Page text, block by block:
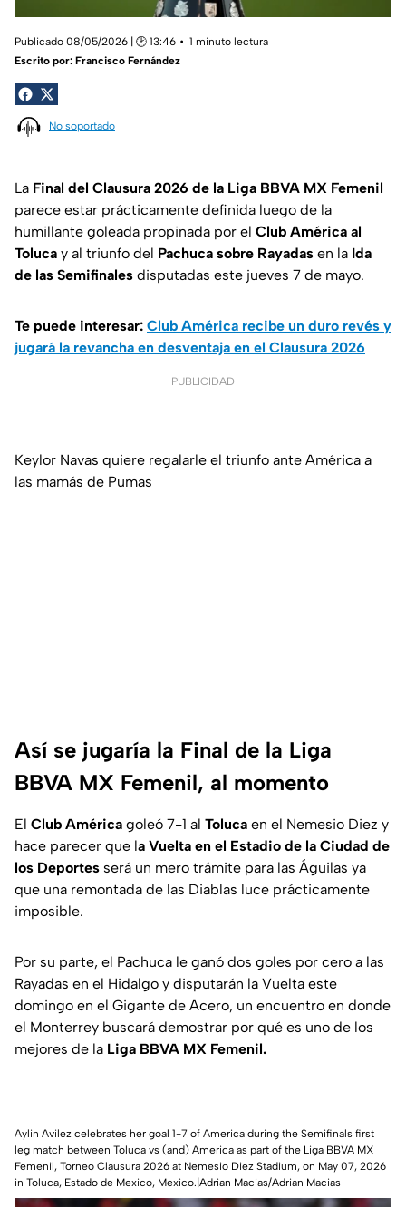
Publicado 08/05/2026 | 🕑 13:46
1 minuto lectura
Escrito por: Francisco Fernández
No soportado
La Final del Clausura 2026 de la Liga BBVA MX Femenil
parece estar prácticamente definida luego de la
humillante goleada propinada por el Club América al
Toluca y al triunfo del Pachuca sobre Rayadas en la Ida
de las Semifinales disputadas este jueves 7 de mayo.
Te puede interesar: Club América recibe un duro revés y
jugará la revancha en desventaja en el Clausura 2026
PUBLICIDAD
Keylor Navas quiere regalarle el triunfo ante América a
las mamás de Pumas
Así se jugaría la Final de la Liga
BBVA MX Femenil, al momento
El Club América goleó 7-1 al Toluca en el Nemesio Diez y
hace parecer que la Vuelta en el Estadio de la Ciudad de
los Deportes será un mero trámite para las Águilas ya
que una remontada de las Diablas luce prácticamente
imposible.
Por su parte, el Pachuca le ganó dos goles por cero a las
Rayadas en el Hidalgo y disputarán la Vuelta este
domingo en el Gigante de Acero, un encuentro en donde
el Monterrey buscará demostrar por qué es uno de los
mejores de la Liga BBVA MX Femenil.
Aylin Avilez celebrates her goal 1-7 of America during the Semifinals first
leg match between Toluca vs (and) America as part of the Liga BBVA MX
Femenil, Torneo Clausura 2026 at Nemesio Diez Stadium, on May 07, 2026
in Toluca, Estado de Mexico, Mexico.|Adrian Macias/Adrian Macias